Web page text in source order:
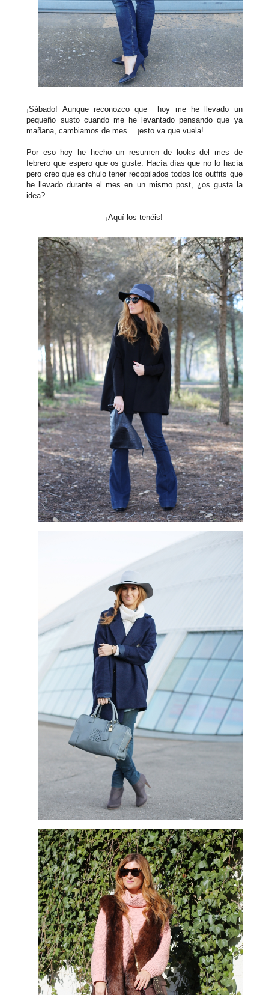
¡Sábado! Aunque reconozco que hoy me he llevado un
pequeño susto cuando me he levantado pensando que ya
mañana, cambiamos de mes... ¡esto va que vuela!
Por eso hoy he hecho un resumen de looks del mes de
febrero que espero que os guste. Hacía días que no lo hacía
pero creo que es chulo tener recopilados todos los outfits que
he llevado durante el mes en un mismo post, ¿os gusta la
idea?
¡Aquí los tenéis!